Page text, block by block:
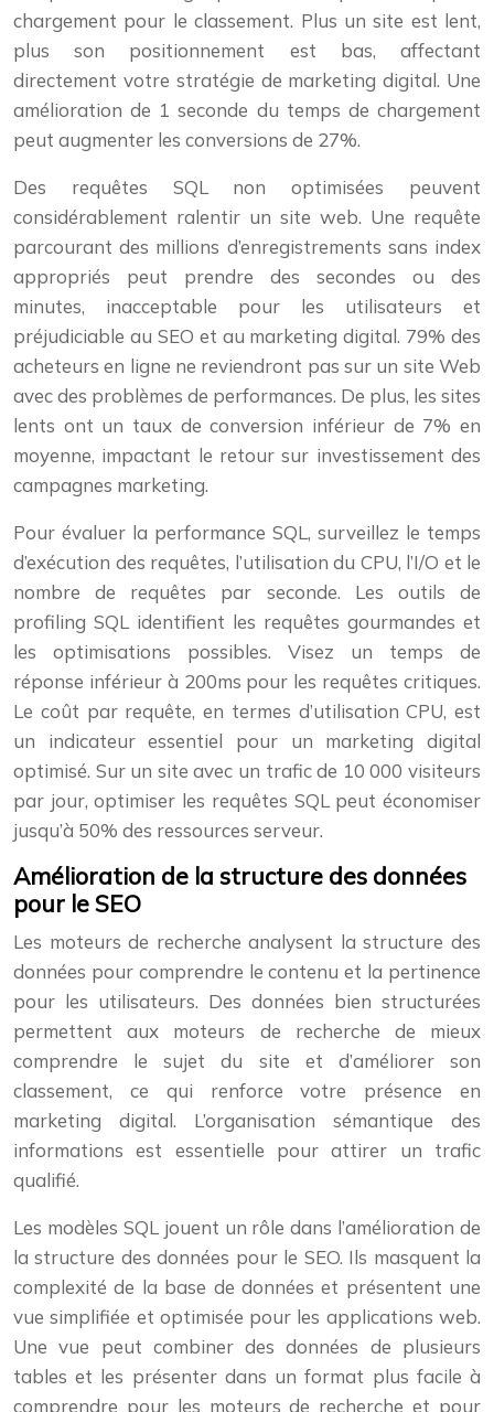
chargement pour le classement. Plus un site est lent,
plus son positionnement est bas, affectant
directement votre stratégie de marketing digital. Une
amélioration de 1 seconde du temps de chargement
peut augmenter les conversions de 27%.
Des requêtes SQL non optimisées peuvent
considérablement ralentir un site web. Une requête
parcourant des millions d’enregistrements sans index
appropriés peut prendre des secondes ou des
minutes, inacceptable pour les utilisateurs et
préjudiciable au SEO et au marketing digital. 79% des
acheteurs en ligne ne reviendront pas sur un site Web
avec des problèmes de performances. De plus, les sites
lents ont un taux de conversion inférieur de 7% en
moyenne, impactant le retour sur investissement des
campagnes marketing.
Pour évaluer la performance SQL, surveillez le temps
d’exécution des requêtes, l’utilisation du CPU, l’I/O et le
nombre de requêtes par seconde. Les outils de
profiling SQL identifient les requêtes gourmandes et
les optimisations possibles. Visez un temps de
réponse inférieur à 200ms pour les requêtes critiques.
Le coût par requête, en termes d’utilisation CPU, est
un indicateur essentiel pour un marketing digital
optimisé. Sur un site avec un trafic de 10 000 visiteurs
par jour, optimiser les requêtes SQL peut économiser
jusqu’à 50% des ressources serveur.
Amélioration de la structure des données
pour le SEO
Les moteurs de recherche analysent la structure des
données pour comprendre le contenu et la pertinence
pour les utilisateurs. Des données bien structurées
permettent aux moteurs de recherche de mieux
comprendre le sujet du site et d’améliorer son
classement, ce qui renforce votre présence en
marketing digital. L’organisation sémantique des
informations est essentielle pour attirer un trafic
qualifié.
Les modèles SQL jouent un rôle dans l’amélioration de
la structure des données pour le SEO. Ils masquent la
complexité de la base de données et présentent une
vue simplifiée et optimisée pour les applications web.
Une vue peut combiner des données de plusieurs
tables et les présenter dans un format plus facile à
comprendre pour les moteurs de recherche et pour